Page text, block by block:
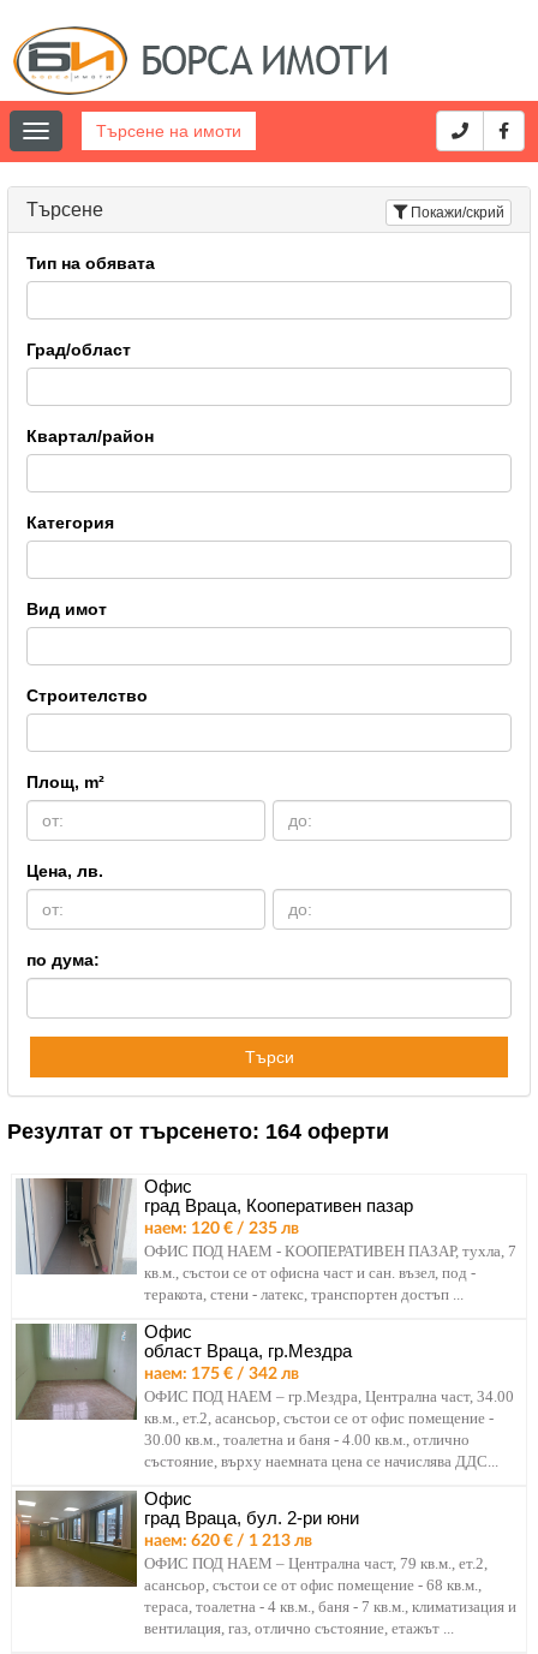
Toggle
navigation
Търсене на имоти
Покажи/скрий
Търсене
Тип на обявата
Град/област
Квартал/район
Категория
Вид имот
Строителство
Площ, m²
Цена, лв.
по дума:
Търси
Резултат от търсенето: 164 оферти
Офис
град Враца, Кооперативен пазар
наем: 120 € / 235 лв
ОФИС ПОД НАЕМ - КООПЕРАТИВЕН ПАЗАР, тухла, 7
кв.м., състои се от офисна част и сан. възел, под -
теракота, стени - латекс, транспортен достъп ...
Офис
област Враца, гр.Мездра
наем: 175 € / 342 лв
ОФИС ПОД НАЕМ – гр.Мездра, Централна част, 34.00
кв.м., ет.2, асансьор, състои се от офис помещение -
30.00 кв.м., тоалетна и баня - 4.00 кв.м., отлично
състояние, върху наемната цена се начислява ДДС...
Офис
град Враца, бул. 2-ри юни
наем: 620 € / 1 213 лв
ОФИС ПОД НАЕМ – Централна част, 79 кв.м., ет.2,
асансьор, състои се от офис помещение - 68 кв.м.,
тераса, тоалетна - 4 кв.м., баня - 7 кв.м., климатизация и
вентилация, газ, отлично състояние, етажът ...